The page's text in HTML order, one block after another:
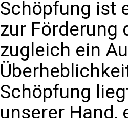
Schöpfung
zur Förderung
zugleich ein
Schöpfung
unserer Hand,